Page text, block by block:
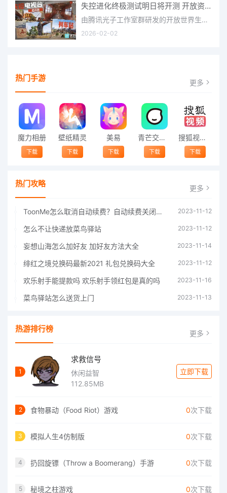
失控进化终极测试明日将开测 开放资格预下载已开启
由腾讯光子工作室群研发的开放世界生存进化手游《失控进化》宣布，终极测试将于明日正式开启，目前测试资格预下
2026-02-02
热门手游 更多
魔力相册
下载
壁纸精灵
下载
美易
下载
青芒交友软件官方版2021 v1.3
下载
搜狐视频app免费送会员下载安装到手机 v8.8.5
下载
热门攻略 更多
ToonMe怎么取消自动续费？自动续费关闭方法 2023-11-12
怎么不让快递放菜鸟驿站 2023-11-12
妄想山海怎么加好友 加好友方法大全 2023-11-14
绯红之境兑换码最新2021 礼包兑换码大全 2023-11-12
欢乐射手能提款吗 欢乐射手领红包是真的吗 2023-11-16
菜鸟驿站怎么送货上门 2023-11-13
热游排行榜 更多
1
求救信号
休闲益智
112.85MB
立即下载
2 食物暴动（Food Riot）游戏 0次下载
3 模拟人生4仿制版 0次下载
4 扔回旋镖（Throw a Boomerang）手游 0次下载
5 秘境之柱游戏 0次下载